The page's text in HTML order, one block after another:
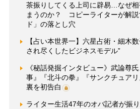
茶振りしてくる上司に辟易…なぜ相
まうのか？ コピーライターが解説
ド」の落とし穴
【占い本世界一】六星占術・細木
され尽くしたビジネスモデル”
《秘話発掘インタビュー》武論尊
事』『北斗の拳』『サンクチュア
裏を初告白
ライター生活47年のオバ記者が振